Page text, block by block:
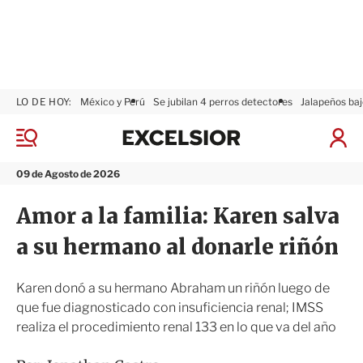
M
n
09 de Agosto de 2026
LO DE HOY: México y Perú Se jubilan 4 perros detectores Jalapeños
I
a
S
x
i
r
Amor a la familia: Karen salva
a su hermano al donarle riñón
Karen donó a su hermano Abraham un riñón luego de
que fue diagnosticado con insuficiencia renal; IMSS
realiza el procedimiento renal 133 en lo que va del año